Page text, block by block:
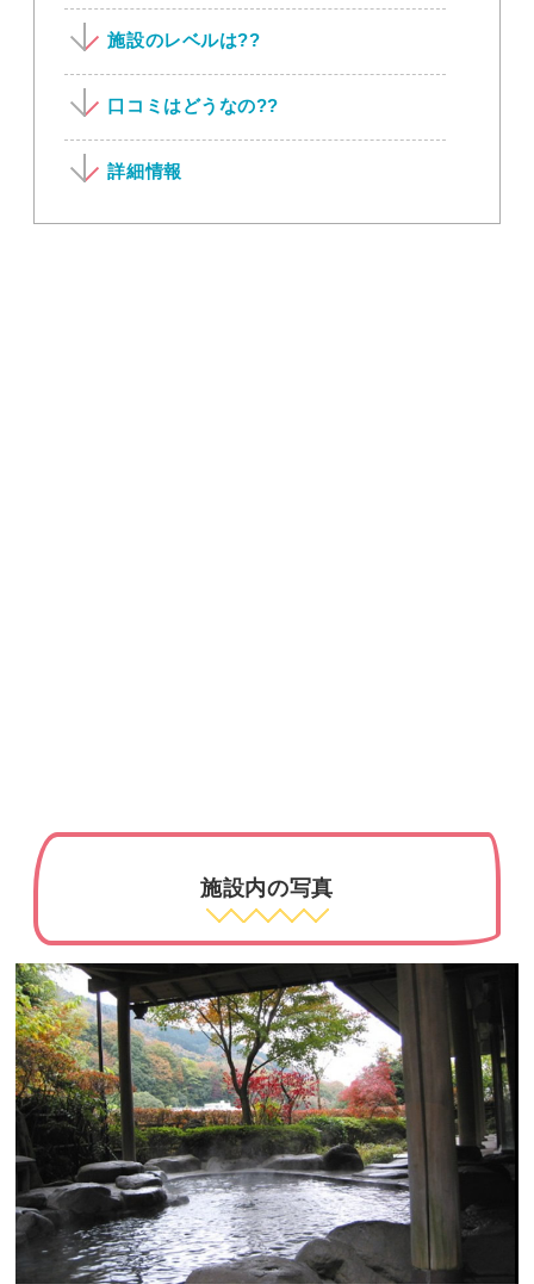
施設のレベルは??
口コミはどうなの??
詳細情報
施設内の写真